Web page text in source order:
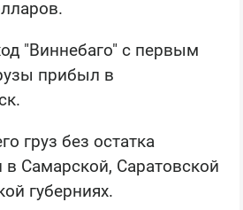
"Виннебаго" с первым
прибыл в
груз без остатка
в Самарской, Саратовской
губерниях.